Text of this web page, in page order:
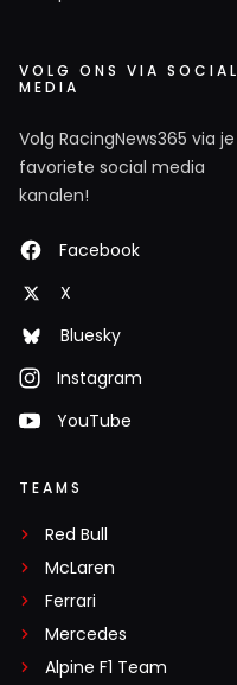
VOLG ONS VIA SOCIAL
MEDIA
Volg RacingNews365 via je
favoriete social media
kanalen!
Facebook
X
Bluesky
Instagram
YouTube
TEAMS
Red Bull
McLaren
Ferrari
Mercedes
Alpine F1 Team